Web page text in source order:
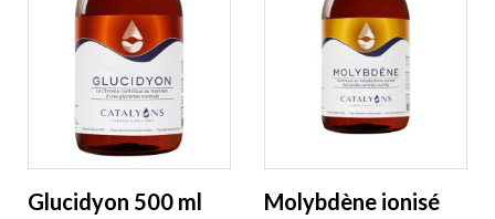
Glucidyon 500 ml
Molybdène ionisé